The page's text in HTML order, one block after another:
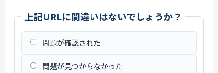
上記URLに間違いはないでしょうか？
問題が確認された
問題が見つからなかった